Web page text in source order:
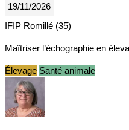
19/11/2026
IFIP Romillé (35)
Maîtriser l’échographie en
Élevage Santé animale